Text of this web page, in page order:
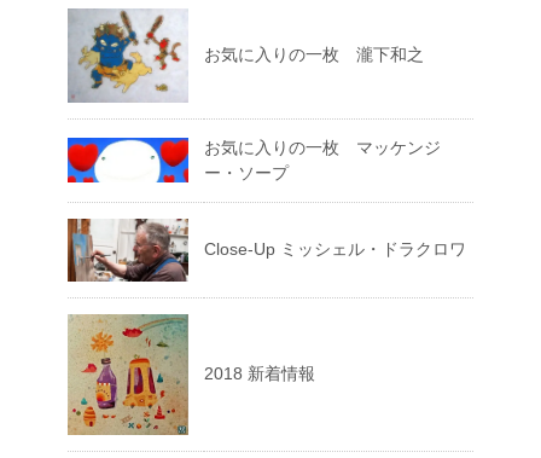
お気に入りの一枚 瀧下和之
お気に入りの一枚 マッケンジ
ー・ソープ
Close-Up ミッシェル・ドラクロワ
2018 新着情報